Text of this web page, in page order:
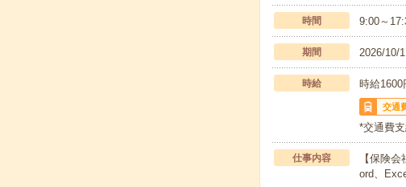
時間 9:00～
期間 2026/10/
時給 時給1600
交通
*交通費
仕事内容
【保険
ord、